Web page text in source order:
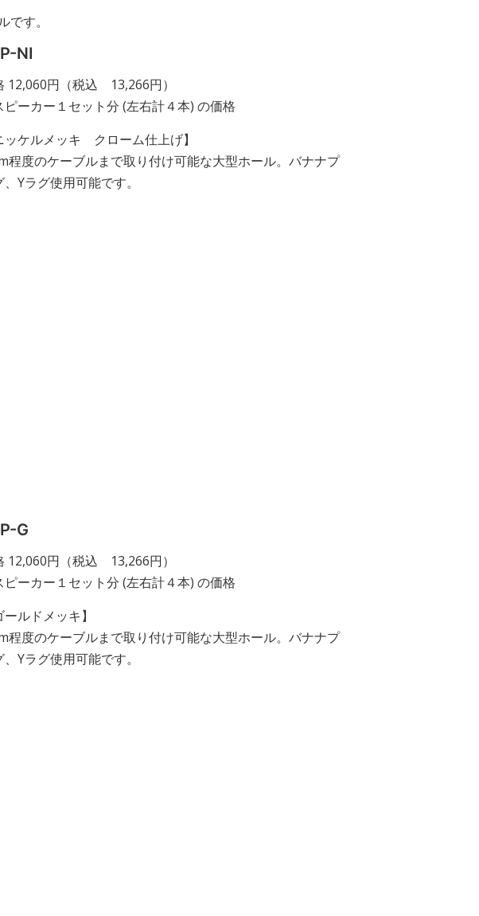
す。
NI
12,060円（税込 13,266円）
ーカー１セット分 (左右計４本) の価格
ッケルメッキ クローム仕上げ】
程度のケーブルまで取り付け可能な大型ホール。バナナプ
、Yラグ使用可能です。
G
12,060円（税込 13,266円）
ーカー１セット分 (左右計４本) の価格
ールドメッキ】
程度のケーブルまで取り付け可能な大型ホール。バナナプ
、Yラグ使用可能です。